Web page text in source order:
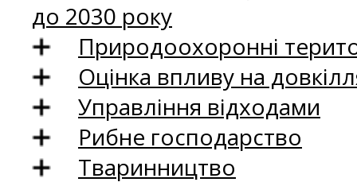
до 2030 року
Природоохоронні
Оцінка впливу на
Управління відходами
Рибне господарство
Тваринництво